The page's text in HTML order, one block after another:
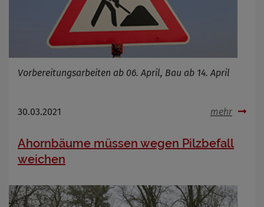
Vorbereitungsarbeiten ab 06. April, Bau ab 14. April
30.03.2021 mehr
Ahornbäume müssen wegen Pilzbefall
weichen